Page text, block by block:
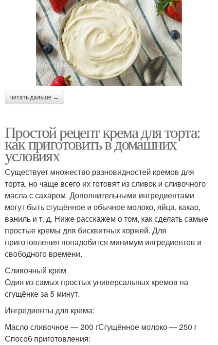
читать дальше →
Простой рецепт крема для торта:
как приготовить в домашних
условиях
Существует множество разновидностей кремов для
торта, но чаще всего их готовят из сливок и сливочного
масла с сахаром. Дополнительными ингредиентами
могут быть сгущённое и обычное молоко, яйца, какао,
ваниль и т. д. Ниже расскажем о том, как сделать самые
простые кремы для бисквитных коржей. Для
приготовления понадобится минимум ингредиентов и
свободного времени.
Сливочный крем
Один из самых простых универсальных кремов на
сгущёнке за 5 минут.
Ингредиенты для крема:
Масло сливочное — 200 гСгущённое молоко — 250 г
Способ приготовления: